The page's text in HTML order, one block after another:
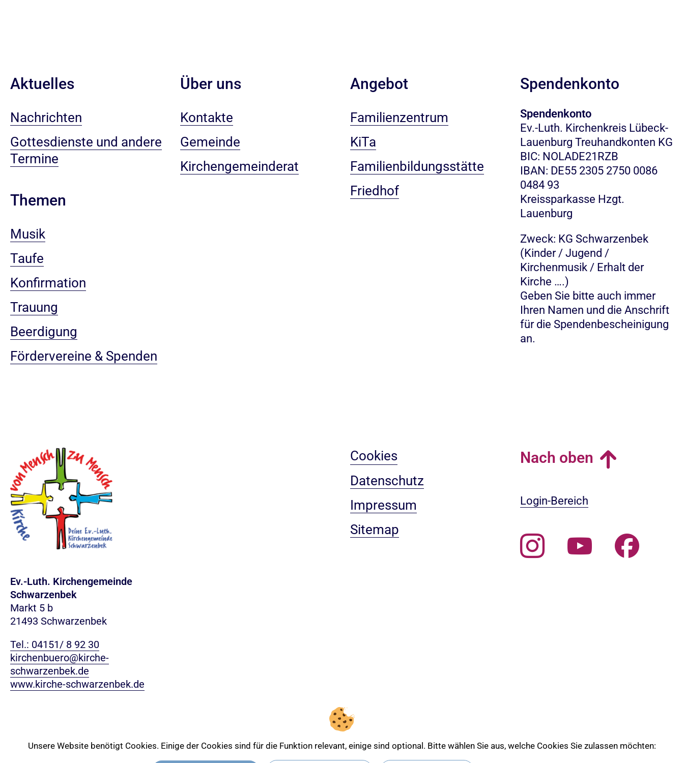
Aktuelles
Nachrichten
Gottesdienste und andere
Termine
Themen
Musik
Taufe
Konfirmation
Trauung
Beerdigung
Fördervereine & Spenden
Über uns
Kontakte
Gemeinde
Kirchengemeinderat
Angebot
Familienzentrum
KiTa
Familienbildungsstätte
Friedhof
Spendenkonto
Spendenkonto
Ev.-Luth. Kirchenkreis Lübeck-
Lauenburg Treuhandkonten KG
BIC: NOLADE21RZB
IBAN: DE55 2305 2750 0086
0484 93
Kreissparkasse Hzgt.
Lauenburg
Zweck: KG Schwarzenbek
(Kinder / Jugend /
Kirchenmusik / Erhalt der
Kirche ….)
Geben Sie bitte auch immer
Ihren Namen und die Anschrift
für die Spendenbescheinigung
an.
Ev.-Luth. Kirchengemeinde
Schwarzenbek
Markt 5 b
21493 Schwarzenbek
Tel.: 04151/ 8 92 30
kirchenbuero@kirche-
schwarzenbek.de
www.kirche-schwarzenbek.de
Cookies
Datenschutz
Impressum
Sitemap
Nach oben
Login-Bereich
Entdecken Sie mehr über die Ev. Kirche Lübeck-Lauenburg
Unsere Website benötigt Cookies. Einige der Cookies sind für die Funktion relevant, einige sind optional. Bitte wählen Sie aus, welche Cookies Sie zulassen möchten: